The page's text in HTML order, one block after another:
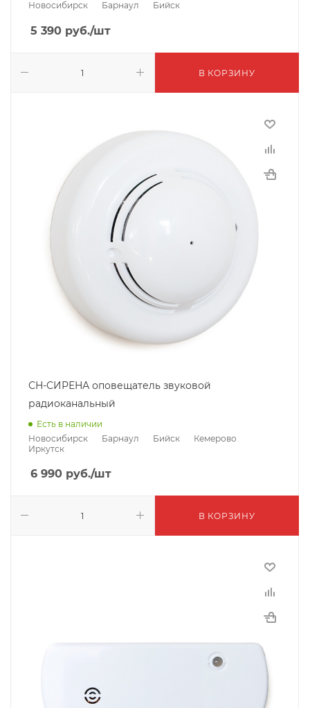
Новосибирск
Барнаул Бийск
5 390 руб./шт
В КОРЗИНУ
СН-СИРЕНА оповещатель звуковой
радиоканальный
Есть в наличии
Новосибирск
Барнаул Бийск
Кемерово
Иркутск
6 990 руб./шт
В КОРЗИНУ